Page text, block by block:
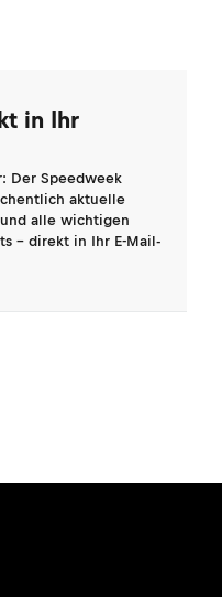
in Ihr
Der Speedweek
aktuelle
alle wichtigen
- direkt in Ihr E-Mail-